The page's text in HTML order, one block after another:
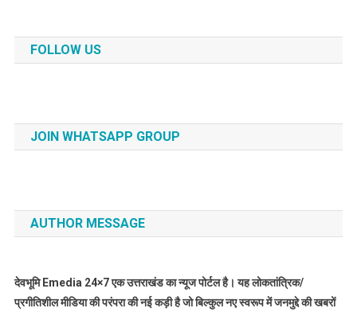
FOLLOW US
JOIN WHATSAPP GROUP
AUTHOR MESSAGE
देवभूमि Emedia 24×7 एक उत्तराखंड का न्यूज पोर्टल है। यह लोकतांत्रिक/
प्रगीतिशील मीडिया की परंपरा की नई कड़ी है जो बिल्कुल नए स्वरूप में जनमुद्दे की खबरों